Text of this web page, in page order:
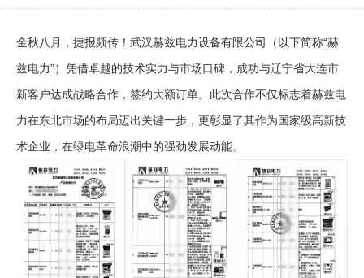
金秋八月，捷报频传！武汉赫兹电力设备有限公司（以下简称“赫
兹电力”）凭借卓越的技术实力与市场口碑，成功与辽宁省大连市
新客户达成战略合作，签约大额订单。此次合作不仅标志着赫兹电
力在东北市场的布局迈出关键一步，更彰显了其作为国家级高新技
术企业，在绿电革命浪潮中的强劲发展动能。